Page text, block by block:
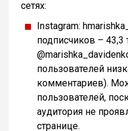
сетях:
Instagram:
подписчиков –
пользователей
комментариев).
пользователей,
аудитория не
странице.